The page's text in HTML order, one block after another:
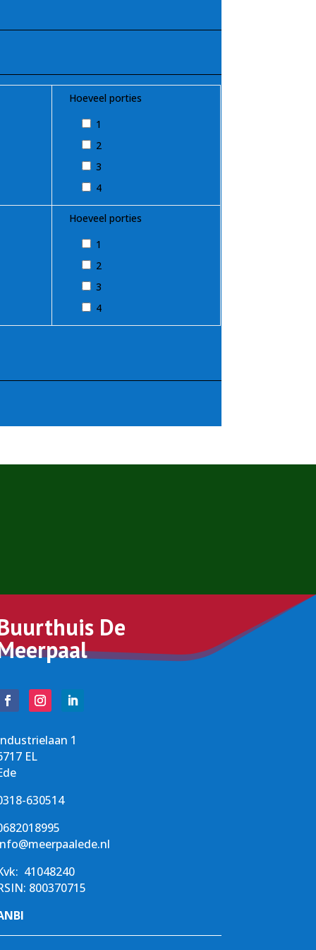
Hoeveel porties
1
2
3
4
Hoeveel porties
1
2
3
4
De
1
EL
630514
41048240
800370715